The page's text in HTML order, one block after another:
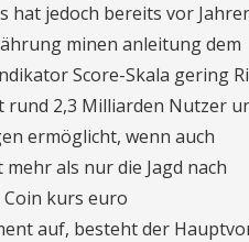
hat jedoch bereits vor
minen anleitung dem
Score-Skala gering
rund 2,3 Milliarden Nutzer
ermöglicht, wenn auch
als nur die Jagd nach
kurs euro
auf, besteht der